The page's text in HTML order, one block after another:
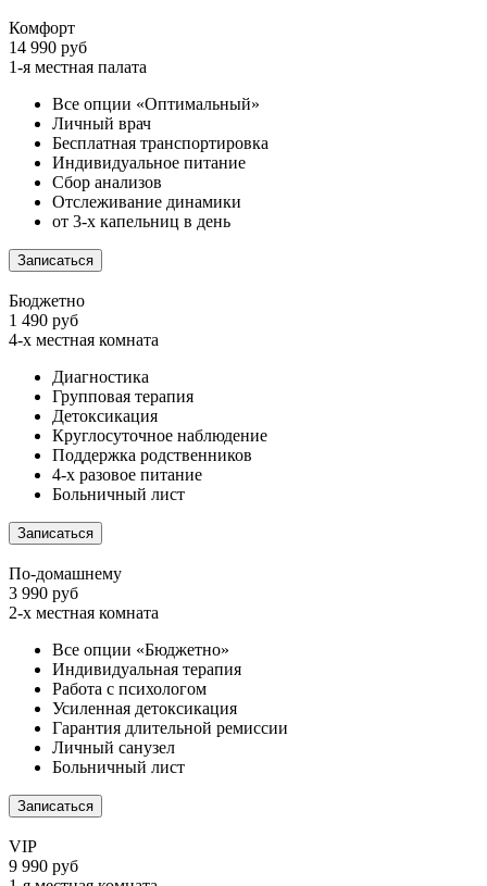
Комфорт
14 990 руб
1-я местная палата
Все опции «Оптимальный»
Личный врач
Бесплатная транспортировка
Индивидуальное питание
Сбор анализов
Отслеживание динамики
от 3-х капельниц в день
Записаться
Бюджетно
1 490 руб
4-х местная комната
Диагностика
Групповая терапия
Детоксикация
Круглосуточное наблюдение
Поддержка родственников
4-х разовое питание
Больничный лист
Записаться
По-домашнему
3 990 руб
2-х местная комната
Все опции «Бюджетно»
Индивидуальная терапия
Работа с психологом
Усиленная детоксикация
Гарантия длительной ремиссии
Личный санузел
Больничный лист
Записаться
VIP
9 990 руб